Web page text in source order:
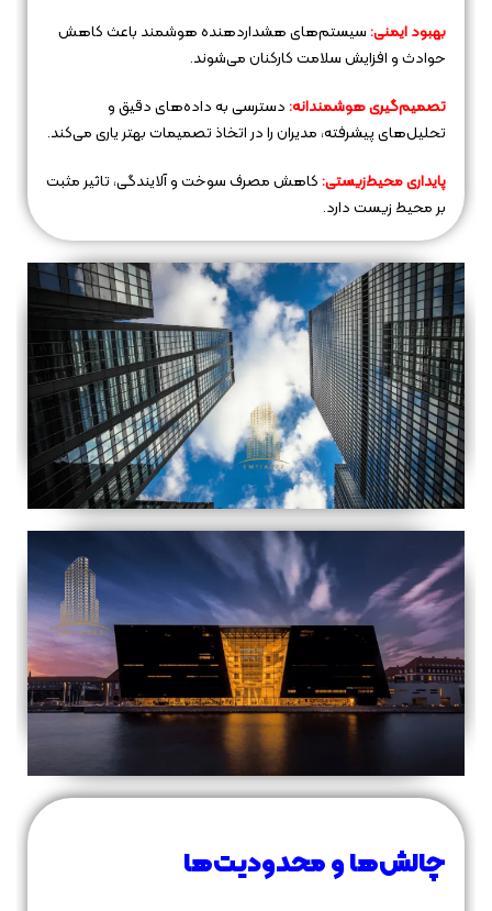
بهبود ایمنی:سیستم‌های هشداردهنده هوشمند باعث کاهش
حوادث و افزایش سلامت کارکنان می‌شوند.
تصمیم‌گیری هوشمندانه:دسترسی به داده‌های دقیق و
تحلیل‌های پیشرفته، مدیران را در اتخاذ تصمیمات بهتر یاری می‌کند.
پایداری محیط‌زیستی:کاهش مصرف سوخت و آلایندگی، تاثیر مثبت
بر محیط زیست دارد.
چالش‌ها و محدودیت‌ها